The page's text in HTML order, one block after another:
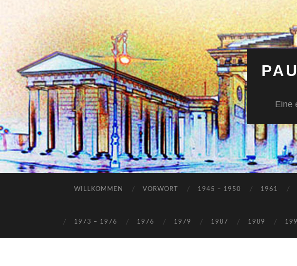
Eine
WILLKOMMEN VORWORT 1945 – 1950 1961
1973 – 1976 1976 1979 1987 1989